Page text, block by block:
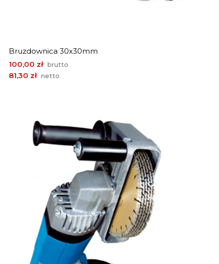
Bruzdownica 30x30mm
Cena
100,00 zł brutto
81,30 zł netto